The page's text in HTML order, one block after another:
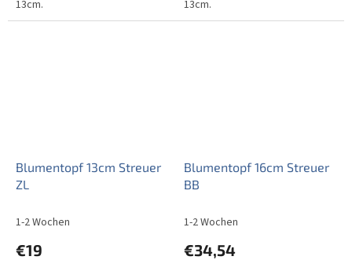
13cm.
13cm.
Blumentopf 13cm Streuer
ZL
1-2 Wochen
€19
Blumentopf 16cm Streuer
BB
1-2 Wochen
€34,54